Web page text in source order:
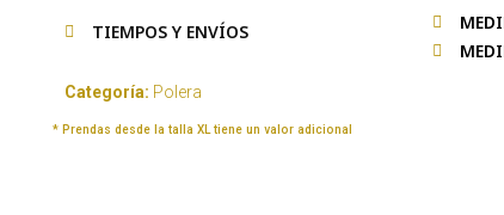
TIEMPOS Y ENVÍOS
Categoría: Polera
* Prendas desde la talla XL tiene un valor adicional